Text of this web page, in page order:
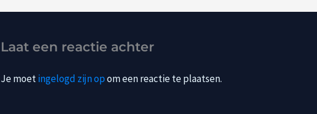
Laat een reactie achter
Je moetingelogd zijn opom een reactie te plaatsen.